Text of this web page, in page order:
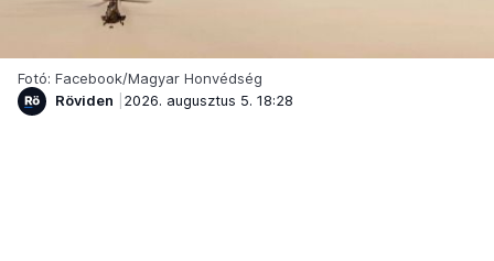
Fotó: Facebook/Magyar Honvédség
Röviden
2026. augusztus 5. 18:28